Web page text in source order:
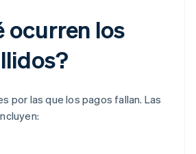
ocurren los
por las que los pagos fallan. Las